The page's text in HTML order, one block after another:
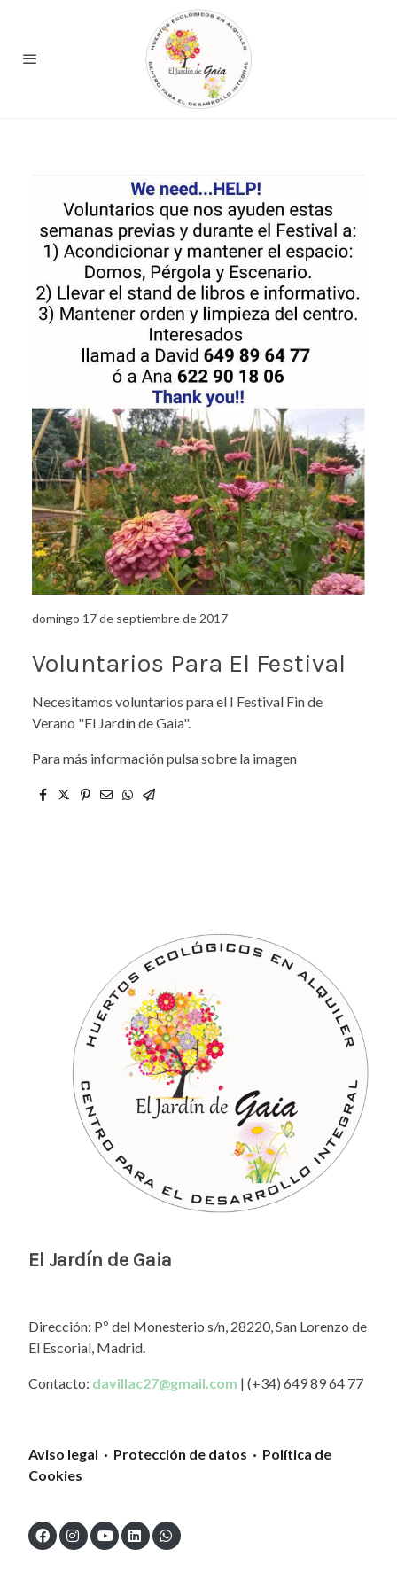
domingo 17 de septiembre de 2017
Voluntarios Para El Festival
Necesitamos voluntarios para el I Festival Fin de
Verano "El Jardín de Gaia".
Para más información pulsa sobre la imagen
El Jardín de Gaia
Dirección: Pº del Monesterio s/n, 28220, San Lorenzo de
El Escorial, Madrid.
Contacto: davillac27@gmail.com | (+34) 649 89 64 77
Aviso legal · Protección de datos · Política de
Cookies